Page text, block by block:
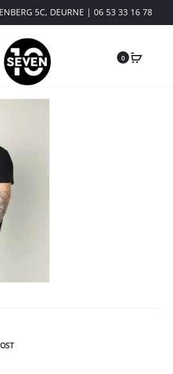
5C, DEURNE | 06 53 33 16 78
0